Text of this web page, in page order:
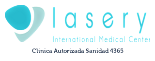
Clinica Autorizada Sanidad 4365